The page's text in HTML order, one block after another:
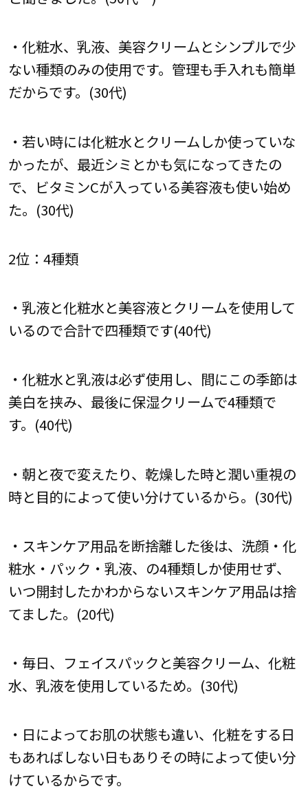
・化粧水、乳液、美容クリームとシンプルで少
ない種類のみの使用です。管理も手入れも簡単
だからです。(30代)
・若い時には化粧水とクリームしか使っていな
かったが、最近シミとかも気になってきたの
で、ビタミンCが入っている美容液も使い始め
た。(30代)
2位：4種類
・乳液と化粧水と美容液とクリームを使用して
いるので合計で四種類です(40代)
・化粧水と乳液は必ず使用し、間にこの季節は
美白を挟み、最後に保湿クリームで4種類で
す。(40代)
・朝と夜で変えたり、乾燥した時と潤い重視の
時と目的によって使い分けているから。(30代)
・スキンケア用品を断捨離した後は、洗顔・化
粧水・パック・乳液、の4種類しか使用せず、
いつ開封したかわからないスキンケア用品は捨
てました。(20代)
・毎日、フェイスパックと美容クリーム、化粧
水、乳液を使用しているため。(30代)
・日によってお肌の状態も違い、化粧をする日
もあればしない日もありその時によって使い分
けているからです。